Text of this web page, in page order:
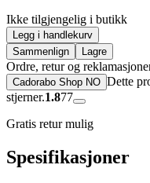
Ikke tilgjengelig i butikk
Legg i handlekurv
Sammenlign
Lagre
Ordre, retur og
Cadorabo Shop NO Dette
stjerner.1.877
Gratis retur mulig
Spesifikasjoner